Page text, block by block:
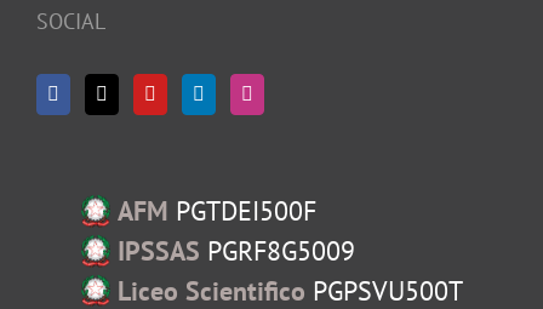
SOCIAL
AFM PGTDEI500F
IPSSAS PGRF8G5009
Liceo Scientifico PGPSVU500T